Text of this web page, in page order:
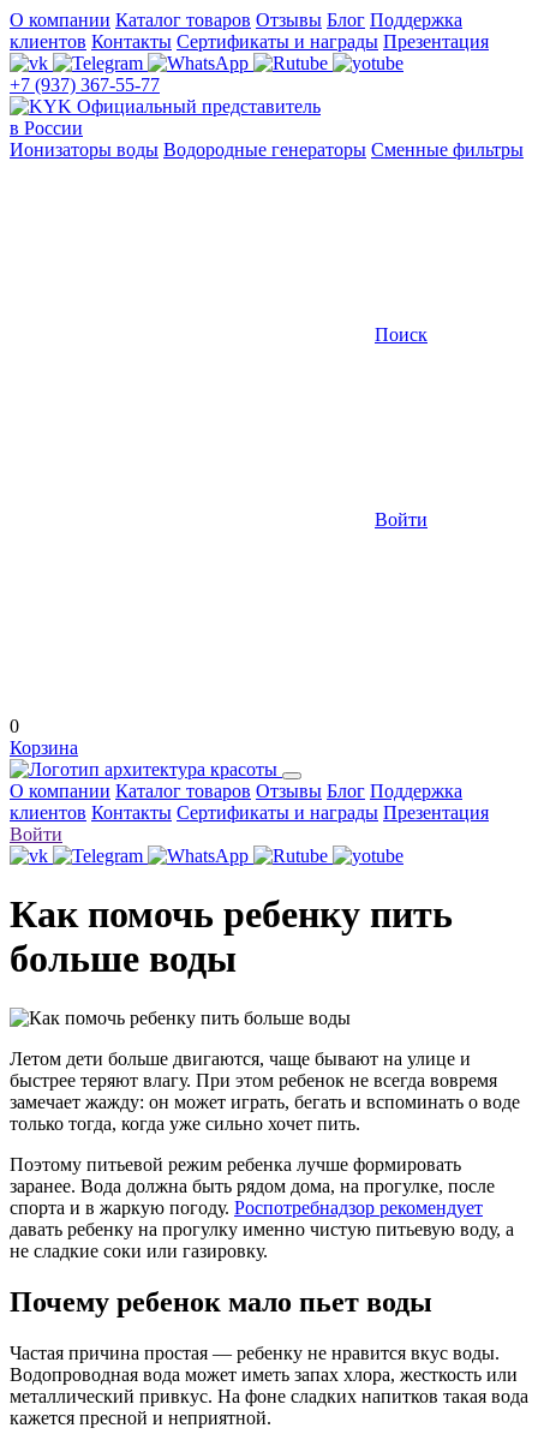
О компании Каталог товаров Отзывы Блог Поддержка
клиентов Контакты Сертификаты и награды Презентация
+7 (937) 367-55-77
Официальный представитель
в России
Ионизаторы воды Водородные генераторы Сменные фильтры
Поиск
Войти
0
Корзина
О компании Каталог товаров Отзывы Блог Поддержка
клиентов Контакты Сертификаты и награды Презентация
Войти
Как помочь ребенку пить
больше воды
Летом дети больше двигаются, чаще бывают на улице и
быстрее теряют влагу. При этом ребенок не всегда вовремя
замечает жажду: он может играть, бегать и вспоминать о воде
только тогда, когда уже сильно хочет пить.
Поэтому питьевой режим ребенка лучше формировать
заранее. Вода должна быть рядом дома, на прогулке, после
спорта и в жаркую погоду. Роспотребнадзор рекомендует
давать ребенку на прогулку именно чистую питьевую воду, а
не сладкие соки или газировку.
Почему ребенок мало пьет воды
Частая причина простая — ребенку не нравится вкус воды.
Водопроводная вода может иметь запах хлора, жесткость или
металлический привкус. На фоне сладких напитков такая вода
кажется пресной и неприятной.